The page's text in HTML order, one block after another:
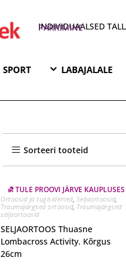
INDIVIDUAALSED
KAUPLUS / PARKIMINE
SPORT LABAJALALE
Sorteeri tooteid
⛐ TULE PROOVI JÄRVE KAUPLUSES
Ortoosid ja tugisidemed, Seljaortoosid,
Traumajärgsed ortoosid, Traumajärgsed
seljaortoosid
SELJAORTOOS Thuasne
Lombacross Activity. Kõrgus
26cm